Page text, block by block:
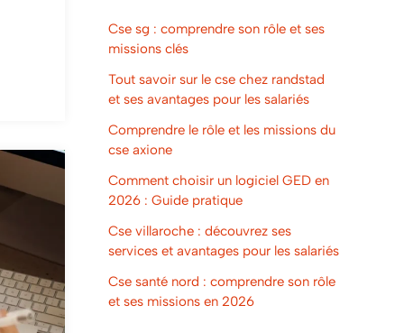
Cse sg : comprendre son rôle et ses
missions clés
Tout savoir sur le cse chez randstad
et ses avantages pour les salariés
Comprendre le rôle et les missions du
cse axione
Comment choisir un logiciel GED en
2026 : Guide pratique
Cse villaroche : découvrez ses
services et avantages pour les salariés
Cse santé nord : comprendre son rôle
et ses missions en 2026